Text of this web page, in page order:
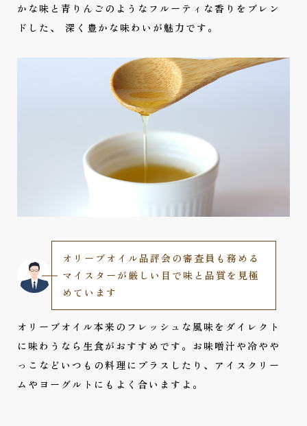
かな味と青りんごのようなフルーティな香りをブレン
ドした、
深く豊かな味わいが魅力です。
オリーブオイル品評会の審査員も務める
マイスターが 厳しい目で味と品質を見極
めています
オリーブオイル本来のフレッシュな風味をダイレクト
に味わうなら生食がおすすめです。お味噌汁や冷やや
っこなどいつもの料理にプラスしたり、アイスクリー
ムやヨーグルトにもよく合いますよ。